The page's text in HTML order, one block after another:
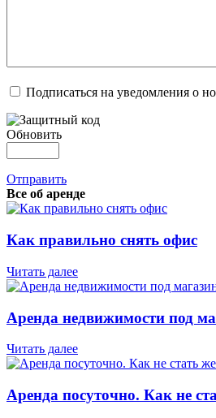
Подписаться на уведомления о
Обновить
Отправить
Все об аренде
Как правильно снять офис
Читать далее
Аренда недвижимости под
Читать далее
Аренда посуточно. Как не